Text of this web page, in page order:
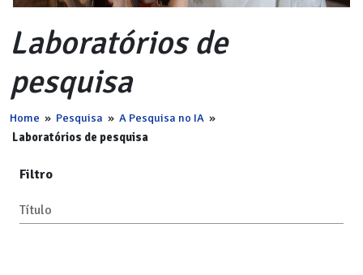
Laboratórios de
pesquisa
Home » Pesquisa » A Pesquisa no IA »
Laboratórios de pesquisa
Filtro
Título